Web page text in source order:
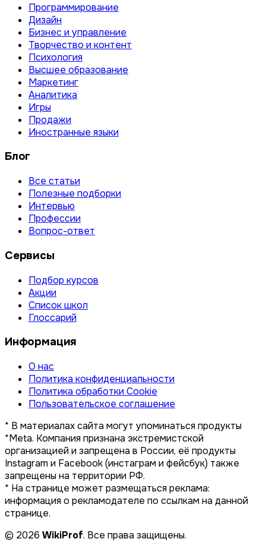
Программирование
Дизайн
Бизнес и управление
Творчество и контент
Психология
Высшее образование
Маркетинг
Аналитика
Игры
Продажи
Иностранные языки
Блог
Все статьи
Полезные подборки
Интервью
Профессии
Вопрос-ответ
Сервисы
Подбор курсов
Акции
Список школ
Глоссарий
Информация
О нас
Политика конфиденциальности
Политика обработки Cookie
Пользовательское соглашение
* В материалах сайта могут упоминаться продукты
*Meta. Компания признана экстремистской
организацией и запрещена в России, её продукты
Instagram и Facebook (инстаграм и фейсбук) также
запрещены на территории РФ.
* На странице может размещаться реклама:
информация о рекламодателе по ссылкам на данной
странице.
© 2026 WikiProf. Все права защищены.